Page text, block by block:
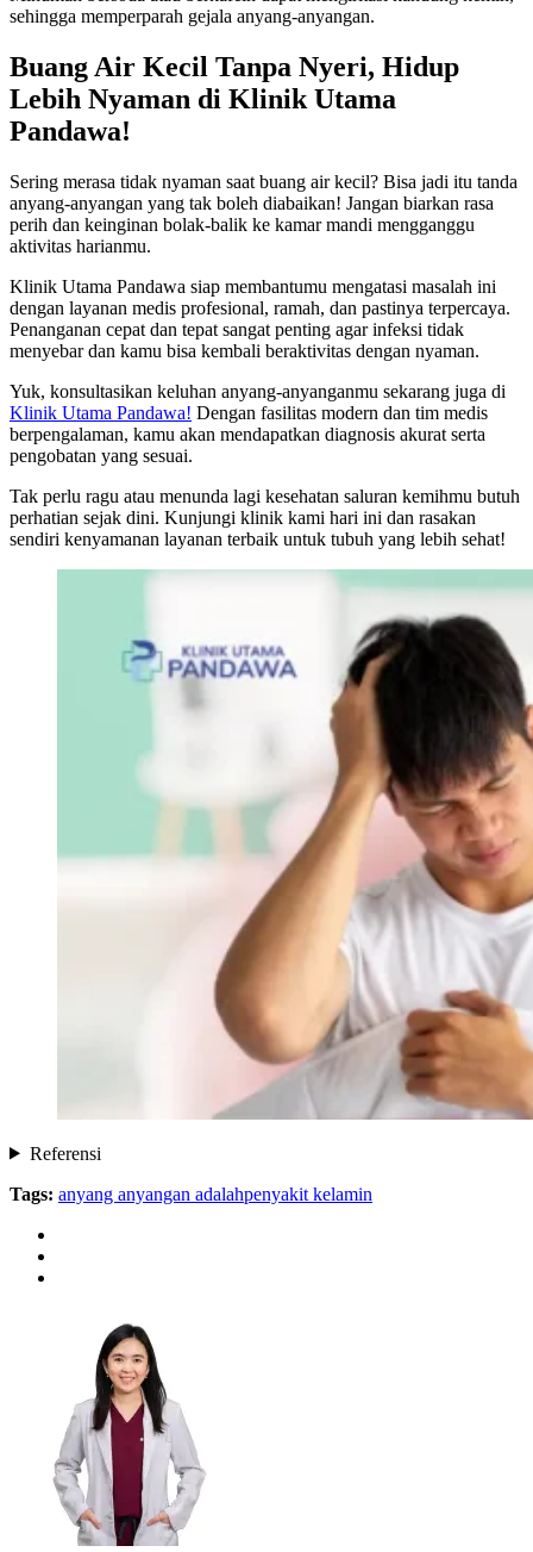
sehingga memperparah gejala anyang-anyangan.
Buang Air Kecil Tanpa Nyeri, Hidup
Lebih Nyaman di Klinik Utama
Pandawa!
Sering merasa tidak nyaman saat buang air kecil? Bisa jadi itu tanda
anyang-anyangan yang tak boleh diabaikan! Jangan biarkan rasa
perih dan keinginan bolak-balik ke kamar mandi mengganggu
aktivitas harianmu.
Klinik Utama Pandawa siap membantumu mengatasi masalah ini
dengan layanan medis profesional, ramah, dan pastinya terpercaya.
Penanganan cepat dan tepat sangat penting agar infeksi tidak
menyebar dan kamu bisa kembali beraktivitas dengan nyaman.
Yuk, konsultasikan keluhan anyang-anyanganmu sekarang juga di
Klinik Utama Pandawa! Dengan fasilitas modern dan tim medis
berpengalaman, kamu akan mendapatkan diagnosis akurat serta
pengobatan yang sesuai.
Tak perlu ragu atau menunda lagi kesehatan saluran kemihmu butuh
perhatian sejak dini. Kunjungi klinik kami hari ini dan rasakan
sendiri kenyamanan layanan terbaik untuk tubuh yang lebih sehat!
Referensi
Tags: anyang anyangan adalahpenyakit kelamin